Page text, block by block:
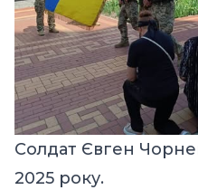
Солдат Євген
2025 року.